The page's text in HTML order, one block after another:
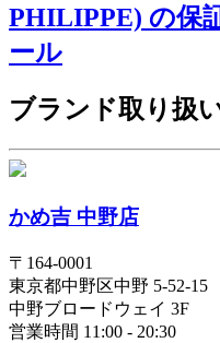
PHILIPPE) の保
ール
ブランド取り扱
かめ吉 中野店
〒 164-0001
東京都中野区中野 5-52-15
中野ブロードウェイ 3F
営業時間 11:00 - 20:30